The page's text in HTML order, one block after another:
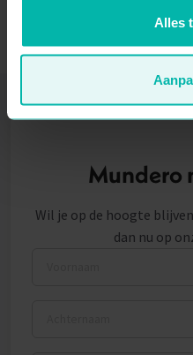
Alles
Mundero
Wil je op de hoogte
dan nu op